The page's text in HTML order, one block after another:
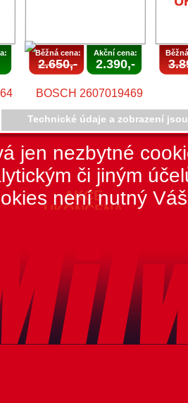
AKCE
UKONČENA
Běžná cena:
2.650,-
Akční cena:
2.390,-
Technické údaje a zobrazení
jen nezbytné
či jiným
není nutný